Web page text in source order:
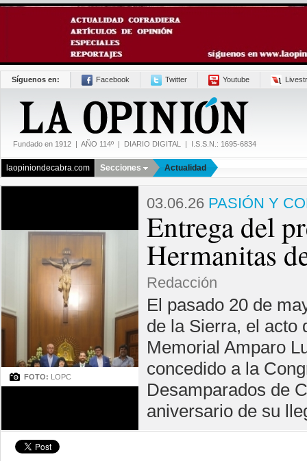
Síguenos en: Facebook Twitter Youtube
Fundado en 1912 | AÑO 114º | DIARIO DIGITAL | I.S.S.N.: 1695-6834
laopiniondecabra.com Secciones Actualidad
FOTO: LOPC
03.06.26 PASIÓN Y
Entrega del
Hermanitas
Redacción
El pasado 20 de
de la Sierra, el acto
Memorial Amparo
concedido a la
Desamparados de
aniversario de su